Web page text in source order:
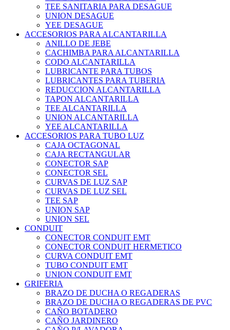
TEE SANITARIA PARA DESAGUE
UNION DESAGUE
YEE DESAGUE
ACCESORIOS PARA ALCANTARILLA
ANILLO DE JEBE
CACHIMBA PARA ALCANTARILLA
CODO ALCANTARILLA
LUBRICANTE PARA TUBOS
LUBRICANTES PARA TUBERIA
REDUCCION ALCANTARILLA
TAPON ALCANTARILLA
TEE ALCANTARILLA
UNION ALCANTARILLA
YEE ALCANTARILLA
ACCESORIOS PARA TUBO LUZ
CAJA OCTAGONAL
CAJA RECTANGULAR
CONECTOR SAP
CONECTOR SEL
CURVAS DE LUZ SAP
CURVAS DE LUZ SEL
TEE SAP
UNION SAP
UNION SEL
CONDUIT
CONECTOR CONDUIT EMT
CONECTOR CONDUIT HERMETICO
CURVA CONDUIT EMT
TUBO CONDUIT EMT
UNION CONDUIT EMT
GRIFERIA
BRAZO DE DUCHA O REGADERAS
BRAZO DE DUCHA O REGADERAS DE PVC
CAÑO BOTADERO
CAÑO JARDINERO